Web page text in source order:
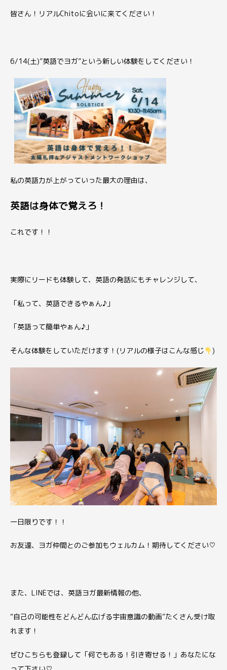
皆さん！ リアルChitoに会いに来てください！
6/14(土)”英語でヨガ”という新しい体験をしてください！
私の英語力が上がっていった最大の理由は、
英語は身体で覚えろ！
これです！！
実際にリードも体験して、 英語の発話にもチャレンジして、
「私って、英語できるやぁん♪」
「英語って簡単やぁん♪」
そんな体験をしていただけます！ (リアルの様子はこんな感じ )
一日限りです！！
お友達、ヨガ仲間とのご参加もウェルカム！期待してください♡
また、LINEでは、 英語ヨガ最新情報の他、
“自己の可能性をどんどん広げる宇宙意識の動画”たくさん受け取
れます！
ぜひこちらも登録して「何でもある！引き寄せる！」あなたにな